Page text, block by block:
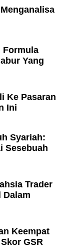
Menganalisa
Formula
Yang
Ke Pasaran
Ini
Syariah:
Sesebuah
Trader
Dalam
Keempat
GSR